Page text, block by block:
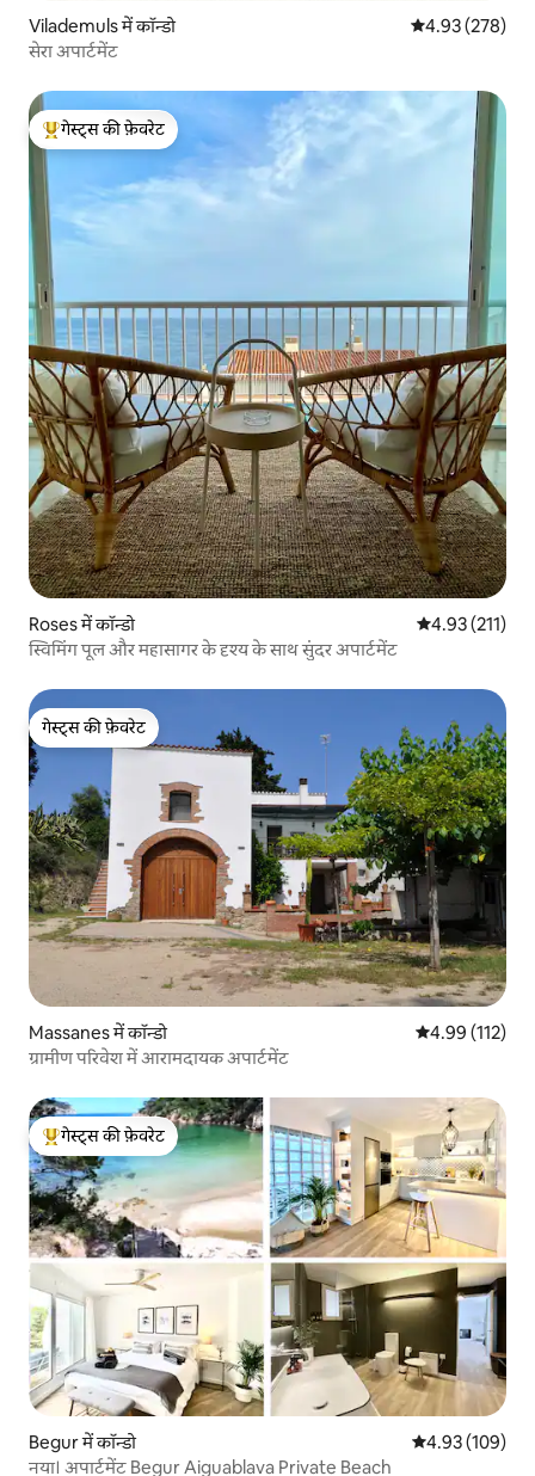
Vilademuls में कॉन्डो औसत रेटिंग 5 में से
4.93 (278)
सेरा अपार्टमेंट
गेस्ट्स का टॉप फ़ेवरेट
गेस्ट्स की फ़ेवरेट
Roses में कॉन्डो औसत रेटिंग 5 में से
4.93 (211)
स्विमिंग पूल और महासागर के दृश्य के साथ सुंदर अपार्टमेंट
गेस्ट्स की फ़ेवरेट
गेस्ट्स की फ़ेवरेट
Massanes में कॉन्डो औसत रेटिंग 5 में से
4.99 (112)
ग्रामीण परिवेश में आरामदायक अपार्टमेंट
गेस्ट्स का टॉप फ़ेवरेट
गेस्ट्स की फ़ेवरेट
Begur में कॉन्डो औसत रेटिंग 5 में से
4.93 (109)
नया। अपार्टमेंट Begur Aiguablava Private Beach